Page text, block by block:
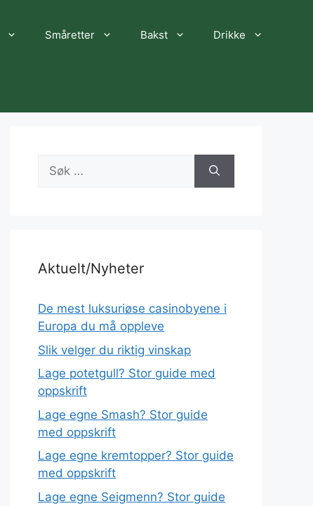
Småretter Bakst Drikke
Søk
etter:
Aktuelt/Nyheter
De mest luksuriøse casinobyene i
Europa du må oppleve
Slik velger du riktig vinskap
Lage potetgull? Stor guide med
oppskrift
Lage egne Smash? Stor guide
med oppskrift
Lage egne kremtopper? Stor guide
med oppskrift
Lage egne Seigmenn? Stor guide